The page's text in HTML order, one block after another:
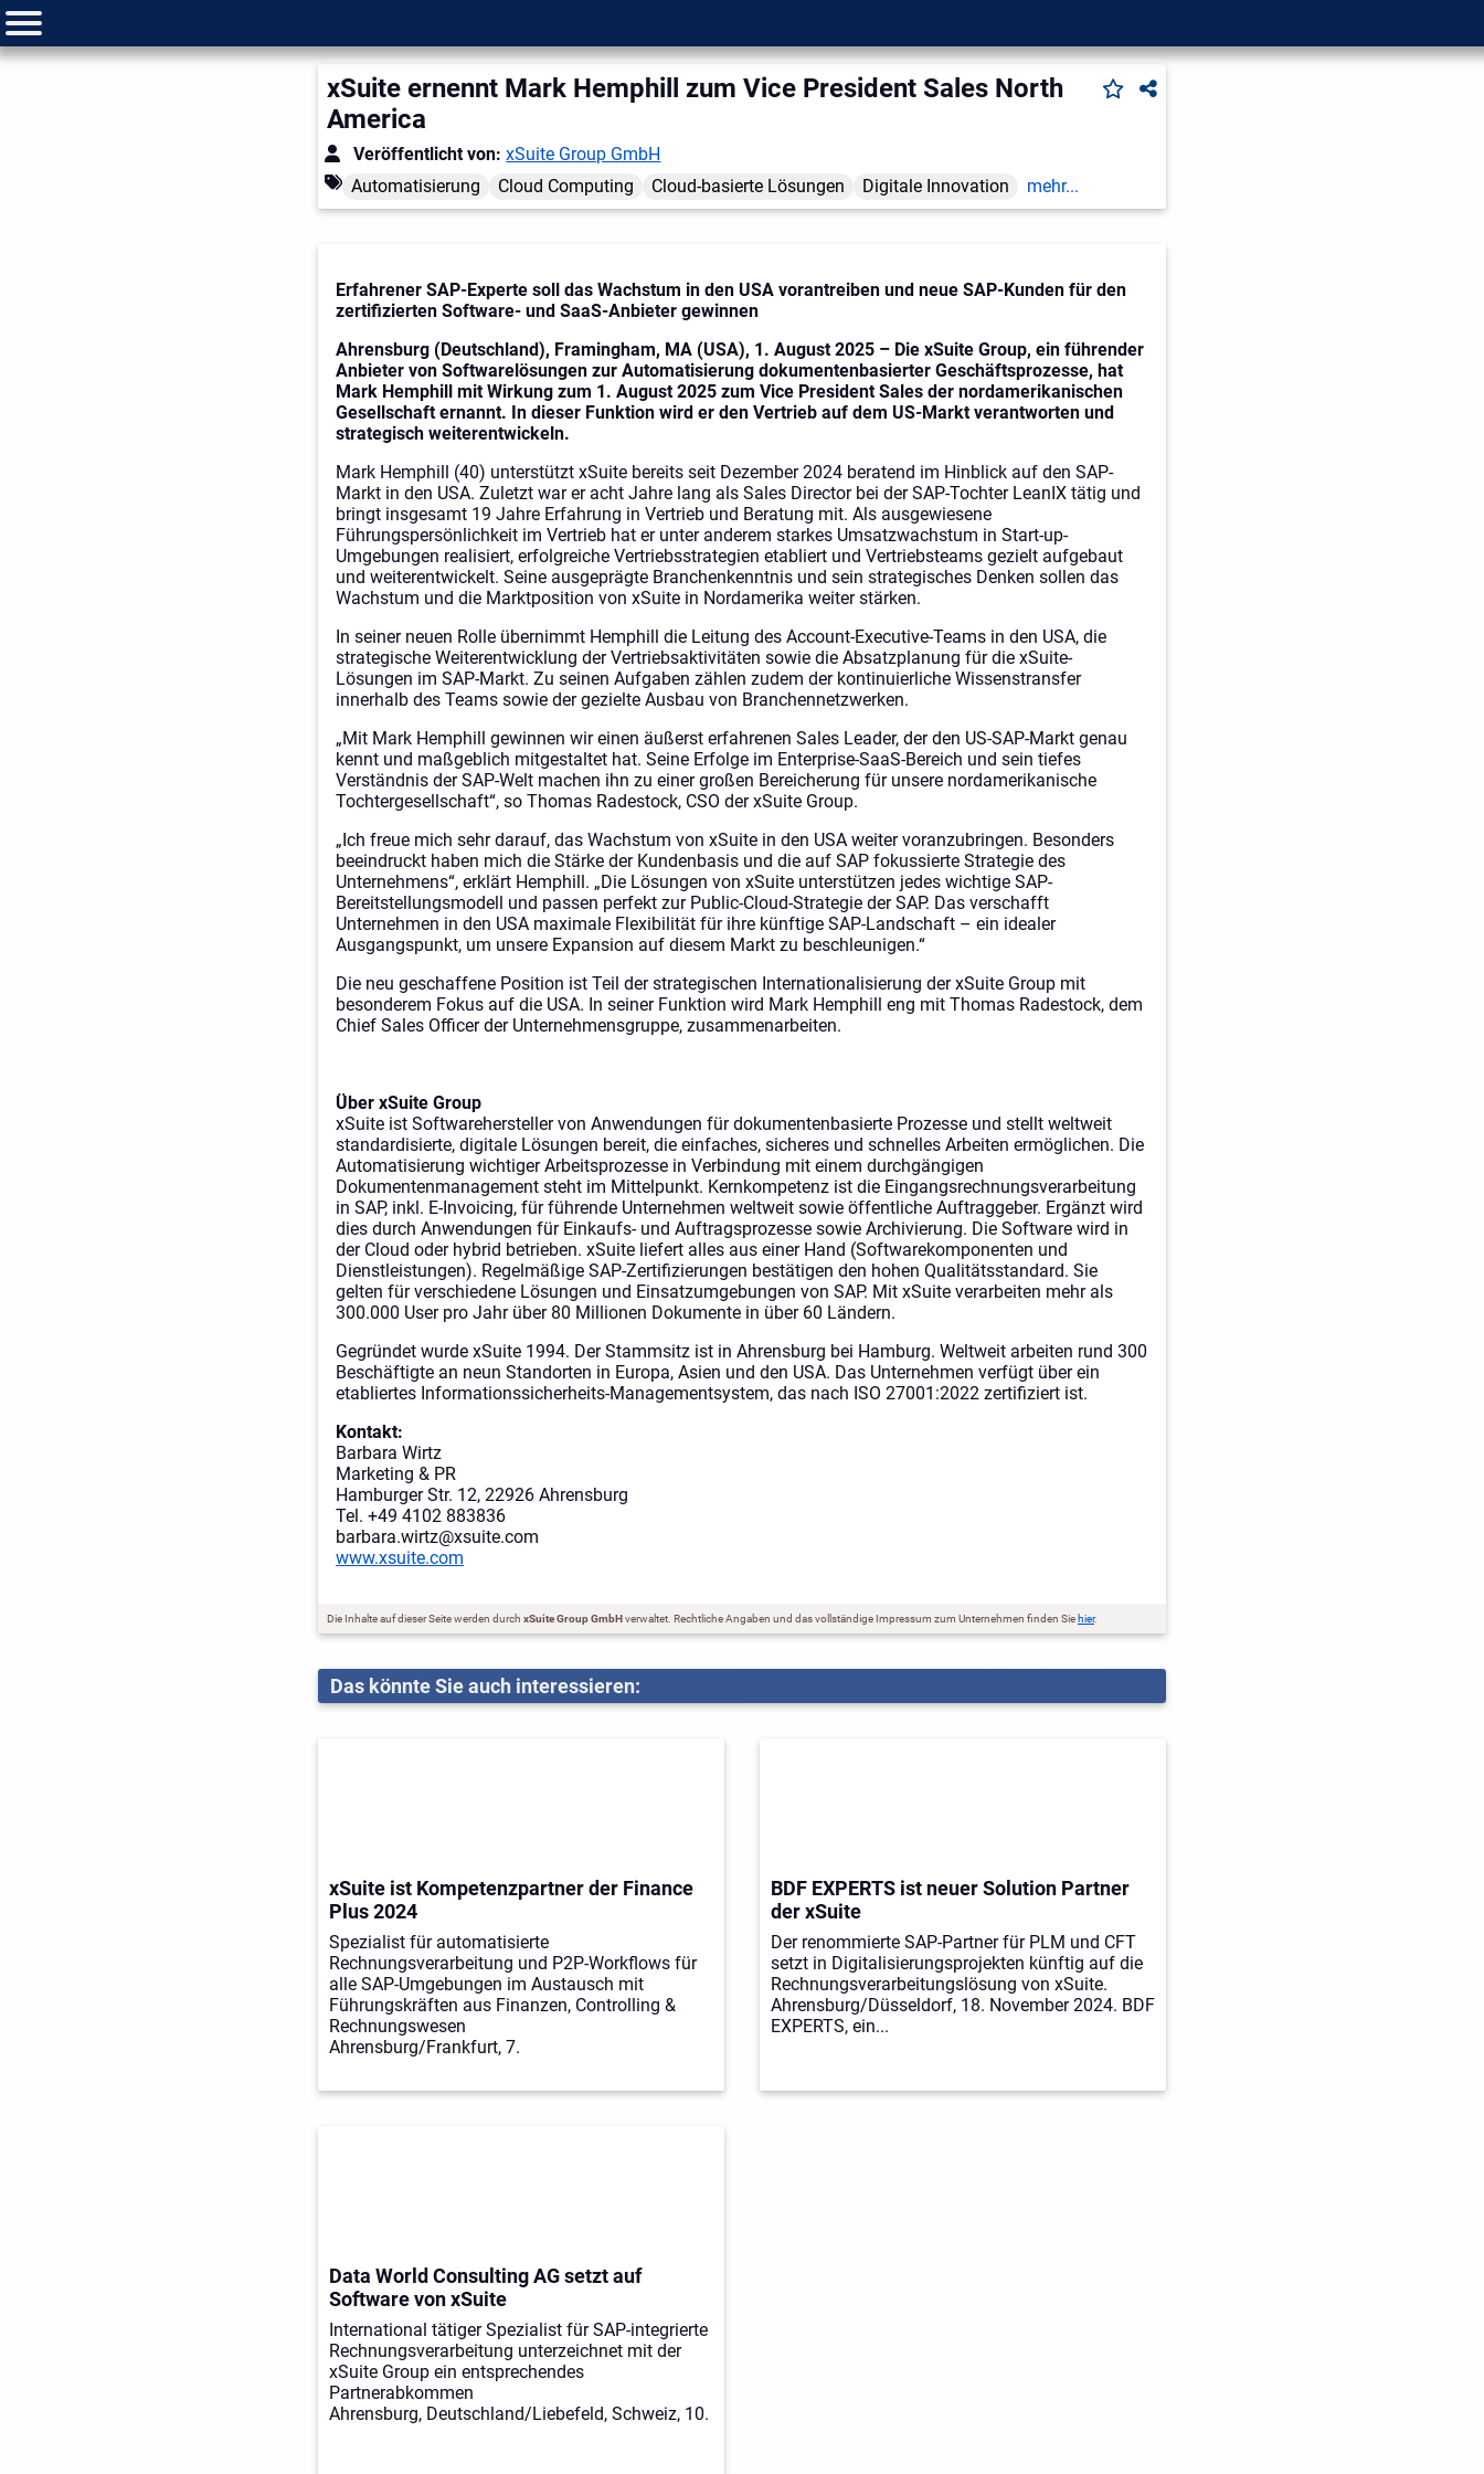
xSuite ernennt Mark Hemphill zum Vice President Sales North
America
Veröffentlicht von:xSuite Group GmbH
Automatisierung
Cloud Computing Cloud-basierte Lösungen Digitale Innovation mehr...
Erfahrener SAP-Experte soll das Wachstum in den USA vorantreiben und neue SAP-Kunden für den
zertifizierten Software- und SaaS-Anbieter gewinnen
Ahrensburg (Deutschland), Framingham, MA (USA), 1. August 2025 – Die xSuite Group, ein führender
Anbieter von Softwarelösungen zur Automatisierung dokumentenbasierter Geschäftsprozesse, hat
Mark Hemphill mit Wirkung zum 1. August 2025 zum Vice President Sales der nordamerikanischen
Gesellschaft ernannt. In dieser Funktion wird er den Vertrieb auf dem US-Markt verantworten und
strategisch weiterentwickeln.
Mark Hemphill (40) unterstützt xSuite bereits seit Dezember 2024 beratend im Hinblick auf den SAP-
Markt in den USA. Zuletzt war er acht Jahre lang als Sales Director bei der SAP-Tochter LeanIX tätig und
bringt insgesamt 19 Jahre Erfahrung in Vertrieb und Beratung mit. Als ausgewiesene
Führungspersönlichkeit im Vertrieb hat er unter anderem starkes Umsatzwachstum in Start-up-
Umgebungen realisiert, erfolgreiche Vertriebsstrategien etabliert und Vertriebsteams gezielt aufgebaut
und weiterentwickelt. Seine ausgeprägte Branchenkenntnis und sein strategisches Denken sollen das
Wachstum und die Marktposition von xSuite in Nordamerika weiter stärken.
In seiner neuen Rolle übernimmt Hemphill die Leitung des Account-Executive-Teams in den USA, die
strategische Weiterentwicklung der Vertriebsaktivitäten sowie die Absatzplanung für die xSuite-
Lösungen im SAP-Markt. Zu seinen Aufgaben zählen zudem der kontinuierliche Wissenstransfer
innerhalb des Teams sowie der gezielte Ausbau von Branchennetzwerken.
„Mit Mark Hemphill gewinnen wir einen äußerst erfahrenen Sales Leader, der den US-SAP-Markt genau
kennt und maßgeblich mitgestaltet hat. Seine Erfolge im Enterprise-SaaS-Bereich und sein tiefes
Verständnis der SAP-Welt machen ihn zu einer großen Bereicherung für unsere nordamerikanische
Tochtergesellschaft“, so Thomas Radestock, CSO der xSuite Group.
„Ich freue mich sehr darauf, das Wachstum von xSuite in den USA weiter voranzubringen. Besonders
beeindruckt haben mich die Stärke der Kundenbasis und die auf SAP fokussierte Strategie des
Unternehmens“, erklärt Hemphill. „Die Lösungen von xSuite unterstützen jedes wichtige SAP-
Bereitstellungsmodell und passen perfekt zur Public-Cloud-Strategie der SAP. Das verschafft
Unternehmen in den USA maximale Flexibilität für ihre künftige SAP-Landschaft – ein idealer
Ausgangspunkt, um unsere Expansion auf diesem Markt zu beschleunigen.“
Die neu geschaffene Position ist Teil der strategischen Internationalisierung der xSuite Group mit
besonderem Fokus auf die USA. In seiner Funktion wird Mark Hemphill eng mit Thomas Radestock, dem
Chief Sales Officer der Unternehmensgruppe, zusammenarbeiten.
Über xSuite Group
xSuite ist Softwarehersteller von Anwendungen für dokumentenbasierte Prozesse und stellt weltweit
standardisierte, digitale Lösungen bereit, die einfaches, sicheres und schnelles Arbeiten ermöglichen. Die
Automatisierung wichtiger Arbeitsprozesse in Verbindung mit einem durchgängigen
Dokumentenmanagement steht im Mittelpunkt. Kernkompetenz ist die Eingangsrechnungsverarbeitung
in SAP, inkl. E-Invoicing, für führende Unternehmen weltweit sowie öffentliche Auftraggeber. Ergänzt wird
dies durch Anwendungen für Einkaufs- und Auftragsprozesse sowie Archivierung. Die Software wird in
der Cloud oder hybrid betrieben. xSuite liefert alles aus einer Hand (Softwarekomponenten und
Dienstleistungen). Regelmäßige SAP-Zertifizierungen bestätigen den hohen Qualitätsstandard. Sie
gelten für verschiedene Lösungen und Einsatzumgebungen von SAP. Mit xSuite verarbeiten mehr als
300.000 User pro Jahr über 80 Millionen Dokumente in über 60 Ländern.
Gegründet wurde xSuite 1994. Der Stammsitz ist in Ahrensburg bei Hamburg. Weltweit arbeiten rund 300
Beschäftigte an neun Standorten in Europa, Asien und den USA. Das Unternehmen verfügt über ein
etabliertes Informationssicherheits-Managementsystem, das nach ISO 27001:2022 zertifiziert ist.
Kontakt:
Barbara Wirtz
Marketing & PR
Hamburger Str. 12, 22926 Ahrensburg
Tel. +49 4102 883836
barbara.wirtz@xsuite.com
www.xsuite.com
Die Inhalte auf dieser Seite werden durch xSuite Group GmbHverwaltet. Rechtliche Angaben und das vollständige Impressum zum Unternehmen finden Sie hier.
Das könnte Sie auch interessieren:
xSuite ist Kompetenzpartner der Finance
Plus 2024
Spezialist für automatisierte
Rechnungsverarbeitung und P2P-Workflows für
alle SAP-Umgebungen im Austausch mit
Führungskräften aus Finanzen, Controlling &
Rechnungswesen
Ahrensburg/Frankfurt, 7.
BDF EXPERTS ist neuer Solution Partner
der xSuite
Der renommierte SAP-Partner für PLM und CFT
setzt in Digitalisierungsprojekten künftig auf die
Rechnungsverarbeitungslösung von xSuite.
Ahrensburg/Düsseldorf, 18. November 2024. BDF
EXPERTS, ein...
Data World Consulting AG setzt auf
Software von xSuite
International tätiger Spezialist für SAP-integrierte
Rechnungsverarbeitung unterzeichnet mit der
xSuite Group ein entsprechendes
Partnerabkommen
Ahrensburg, Deutschland/Liebefeld, Schweiz, 10.